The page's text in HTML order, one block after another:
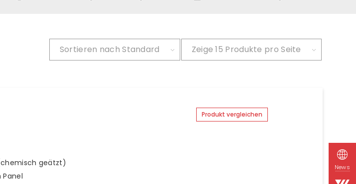
News
Sortieren nachStandard Zeige15 Produkte pro Seite
geätzt)
Produkt vergleichen